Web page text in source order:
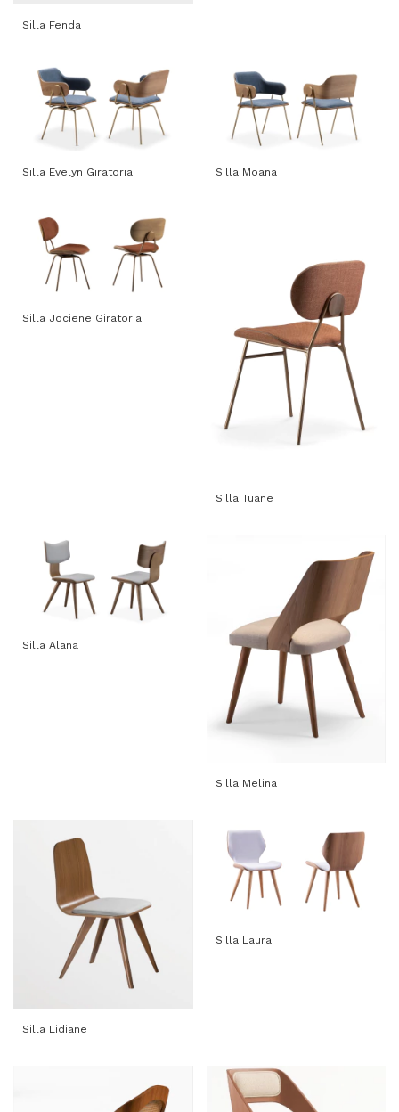
Silla Fenda
Silla Evelyn Giratoria Silla Moana
Silla Jociene Giratoria
Silla Tuane
Silla Alana
Silla Melina
Silla Lidiane
Silla Laura